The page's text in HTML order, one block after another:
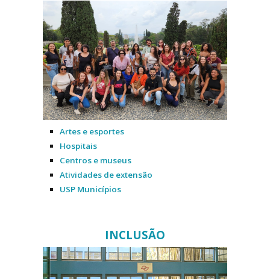
Artes e esportes
Hospitais
Centros e museus
Atividades de extensão
USP Municípios
INCLUSÃO